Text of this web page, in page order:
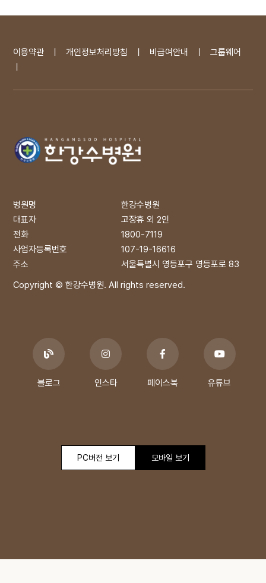
이용약관 ㅣ 개인정보처리방침 ㅣ 비급여안내 ㅣ
그룹웨어
ㅣ
병원명
한강수병원
대표자
고장휴 외 2인
전화
1800-7119
사업자등록번호
107-19-16616
주소
서울특별시 영등포구 영등포로 83
Copyright © 한강수병원. All rights reserved.
블로그 인스타 페이스북 유튜브
PC버전 보기 모바일 보기